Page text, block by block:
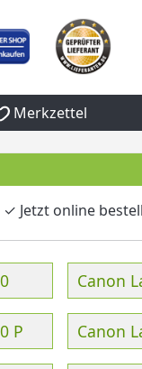
Merkzettel
Jetzt online
Canon
P Canon